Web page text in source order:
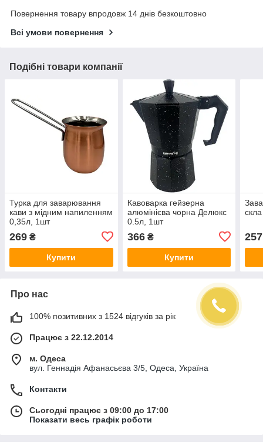
Повернення товару впродовж 14 днів безкоштовно
Всі умови повернення
Подібні товари компанії
Турка для заварювання
кави з мідним напиленням
0,35л, 1шт
269 ₴
Купити
Кавоварка гейзерна
алюмінієва чорна Делюкс
0.5л, 1шт
366₴
Купити
257
Про нас
100% позитивних з 1524 відгуків за рік
Працює з 22.12.2014
м. Одеса
вул. Геннадія Афанасьєва 3/5, Одеса, Україна
Контакти
Сьогодні працює з 09:00 до 17:00
Показати весь графік роботи